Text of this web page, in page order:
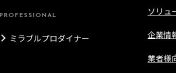
PROFESSIONAL
ミラブルプロダイナー
ソリュ
企業情
業者様